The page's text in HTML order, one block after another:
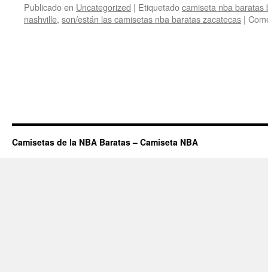
Publicado en Uncategorized | Etiquetadocamiseta nba baratas
nashville, son/están las camisetas nba baratas zacatecas |
Camisetas de la NBA Baratas – Camiseta NBA